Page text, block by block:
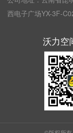
西电子广场YX-3F-
沃力空